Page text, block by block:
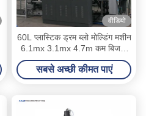
वीडियो
60L प्लास्टिक ड्रम ब्लो मोल्डिंग मशीन
6.1mx 3.1mx 4.7m कम बिजली
की खपत
सबसे अच्छी कीमत पाएं